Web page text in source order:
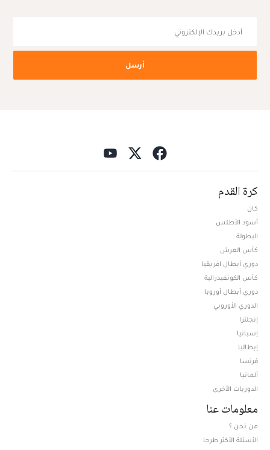
أرسل
كرة القدم
كان
أسود الأطلس
البطولة
كأس العرش
دوري أبطال افريقيا
كأس الكونفيدرالية
دوري أبطال أوروبا
الدوري الأوروبي
إنجلترا
إسبانيا
إيطاليا
فرنسا
ألمانيا
الدوريات الأخرى
معلومات عنا
من نحن ؟
الأسئلة الأكثر طرحا